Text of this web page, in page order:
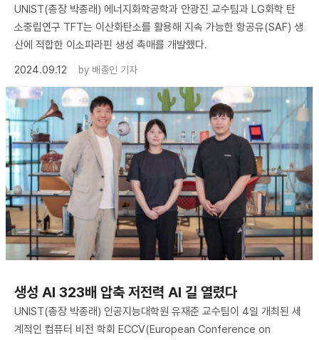
UNIST(총장 박종래) 에너지화학공학과 안광진 교수팀과 LG화학 탄
소중립연구 TFT는 이산화탄소를 활용해 지속 가능한 항공유(SAF) 생
산에 적합한 이소파라핀 생성 촉매를 개발했다.
2024.09.12
by 배종인 기자
생성 AI 323배 압축 저전력 AI 길 열렸다
UNIST(총장 박종래) 인공지능대학원 유재준 교수팀이 4일 개최된 세
계적인 컴퓨터 비전 학회 ECCV(European Conference on